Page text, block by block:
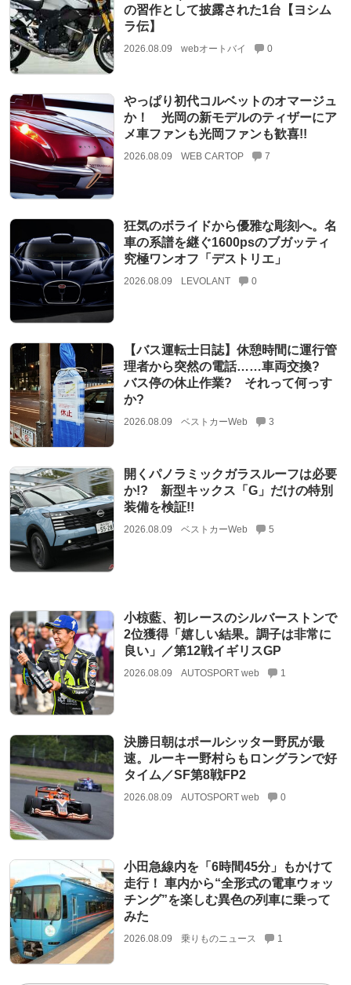
の習作として披露された1台【ヨシム
ラ伝】
2026.08.09 webオートバイ 0
やっぱり初代コルベットのオマージュ
か！ 光岡の新モデルのティザーにア
メ車ファンも光岡ファンも歓喜!!
2026.08.09 WEB CARTOP 7
狂気のボライドから優雅な彫刻へ。名
車の系譜を継ぐ1600psのブガッティ
究極ワンオフ「デストリエ」
2026.08.09 LEVOLANT 0
【バス運転士日誌】休憩時間に運行管
理者から突然の電話……車両交換?
バス停の休止作業? それって何っす
か?
2026.08.09 ベストカーWeb 3
開くパノラミックガラスルーフは必要
か!? 新型キックス「G」だけの特別
装備を検証!!
2026.08.09 ベストカーWeb 5
小椋藍、初レースのシルバーストンで
2位獲得「嬉しい結果。調子は非常に
良い」／第12戦イギリスGP
2026.08.09 AUTOSPORT web 1
決勝日朝はポールシッター野尻が最
速。ルーキー野村らもロングランで好
タイム／SF第8戦FP2
2026.08.09 AUTOSPORT web 0
小田急線内を「6時間45分」もかけて
走行！ 車内から“全形式の電車ウォッ
チング”を楽しむ異色の列車に乗って
みた
2026.08.09 乗りものニュース 1